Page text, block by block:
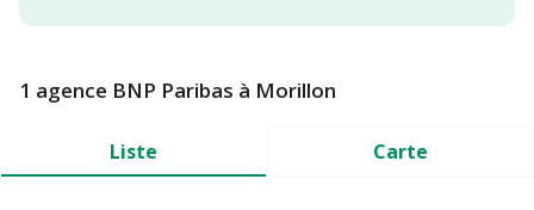
1 agence BNP Paribas à Morillon
Liste Carte